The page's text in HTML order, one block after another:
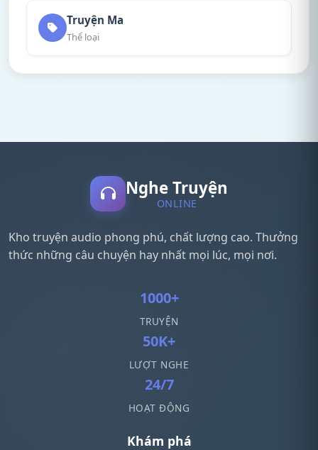
Truyện Ma
Thể loại
Nghe Truyện
ONLINE
Kho truyện audio phong phú, chất lượng cao. Thưởng
thức những câu chuyện hay nhất mọi lúc, mọi nơi.
1000+
TRUYỆN
50K+
LƯỢT NGHE
24/7
HOẠT ĐỘNG
Khám phá